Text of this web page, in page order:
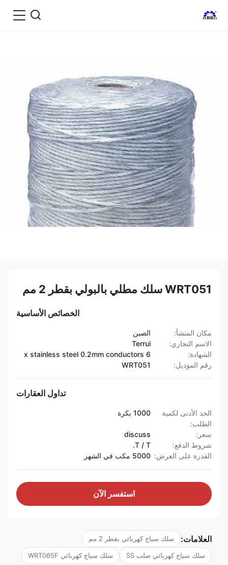
WRT051 سلك مطلي بالبولي بقطر 2 مم
الخصائص الأساسية
مكان المنشأ:
الصين
الاسم التجاري:
Terrui
الشهادة:
6 x stainless steel 0.2mm conductors
رقم الموديل:
WRT051
تداول العقارات
الحد الأدنى لكمية
الطلب:
1000 بكرة
سعر:
discuss
شروط الدفع:
T / T.
القدرة على العرض: 5000 مكب في الشهر
استفسر الآن
العلامات: سلك سياج كهربائي بقطر 2 مم
سلك سياج كهربائي صلب SS سلك سياج كهربائي WRT065F